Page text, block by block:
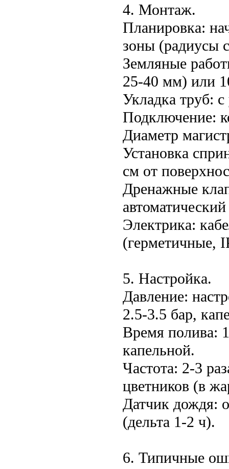
4. Монтаж.
Планировка:
зоны (радиусы
Земляные
25-40 мм) или
Укладка труб:
Подключение:
Диаметр
Установка
см от
Дренажные
Электрика:
(герметичные,
5. Настройка.
Давление:
2.5-3.5 бар,
Время полива:
капельной.
Частота: 2-3
цветников (в
Датчик дождя:
(дельта 1-2 ч).
6. Типичные